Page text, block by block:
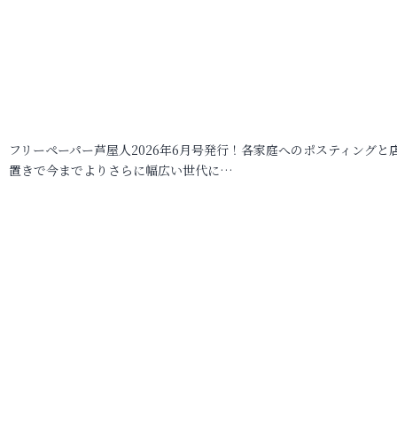
フリーペーパー芦屋人2026年6月号発行！各家庭へのポスティングと
置きで今までよりさらに幅広い世代に…